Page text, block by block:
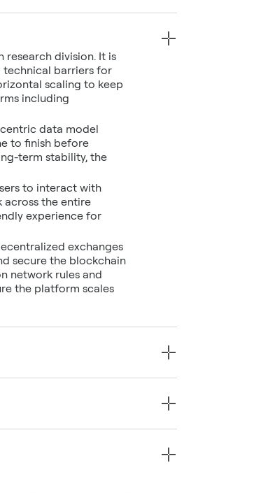
research division. It is
technical barriers for
scaling to keep
including
data model
to finish before
term stability, the
to interact with
across the entire
experience for
exchanges
secure the blockchain
network rules and
the platform scales